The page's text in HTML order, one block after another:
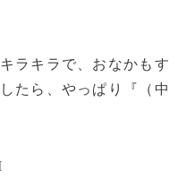
ラキラで、おなかもす
たら、やっぱり『（中